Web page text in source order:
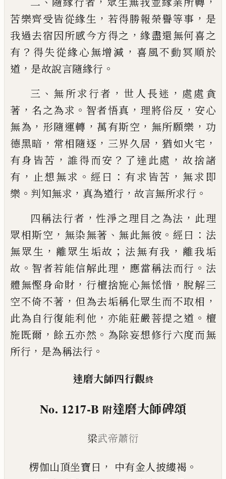
苦樂齊受皆從緣生 ， 若得勝報榮譽等事 ， 是
我過去宿因所感今方得之 ， 緣盡還無何喜之
有 ？ 得失從緣心無增減 ， 喜風不動冥順於
道 ， 是故說言隨緣行 。
三 、 無所求行者 ， 世人長迷 ， 處處貪
著 ，名之為求 。 智者悟真 ， 理將俗反 ， 安心
無為 ， 形隨運轉 ， 萬有斯空 ， 無所願樂 ， 功
德黑暗 ， 常相隨逐 ， 三界久居 ，猶如火宅 ，
有身 皆苦 ， 誰得而安 ？ 了達此處 ， 故捨諸
有 ， 止想無求 。 經曰 ： 有求皆苦 ， 無求即
樂 。 判知無求 ， 真為道行 ， 故言無所求行 。
四稱法行者 ， 性淨之理目之為法 ， 此理
眾相斯空 ， 無染無著 、 無此無彼 。 經曰 ： 法
無眾生 ， 離眾生垢故 ； 法無有我 ， 離我垢
故 。 智者若能信解此理 ， 應當稱法而行 。 法
體無慳身命財 ， 行檀捨施心無恡惜 ， 脫解三
空不倚不著 ， 但為去垢稱化眾生而不取相 ，
此為自行復能利他 ， 亦能莊嚴菩提之道 。 檀
施既爾 ，餘五亦然 。 為除妄想修行六度而無
所行 ， 是為稱法行 。
達磨大師四行觀終
No. 1217-B 附達磨大師碑頌
梁武帝蕭衍
楞伽山頂坐寶日 ， 中有金人披縷褐 。